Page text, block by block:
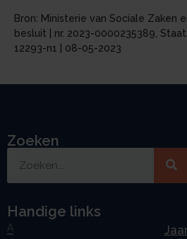
Bron: Ministerie van Sociale Zaken
besluit | nr. 2023-0000235389,
12293-n1 | 08-05-2023
Zoeken
Handige links
A